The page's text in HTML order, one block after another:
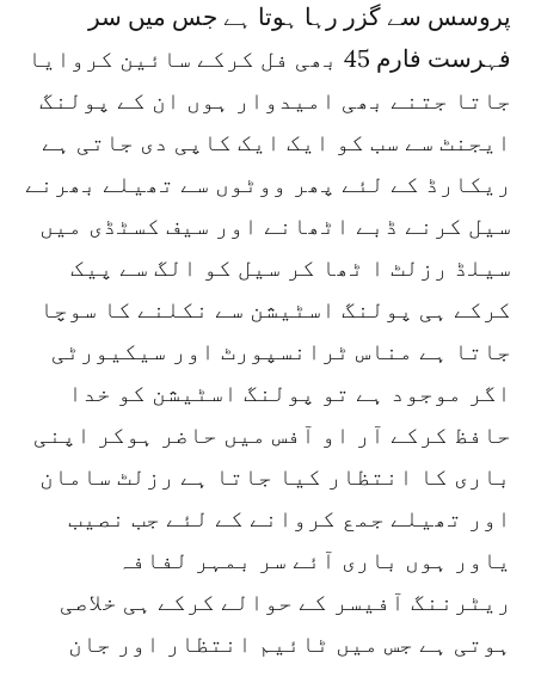
پروسس سے گزر رہا ہوتا ہے جس میں سر
فہرست فارم 45 بھی فل کرکے سائین کروایا
جاتا جتنے بھی امیدوار ہوں ان کے پولنگ
ایجنٹ سے سب کو ایک ایک کاپی دی جاتی ہے
ریکارڈ کے لئے پھر ووٹوں سے تھیلے بھرنے
سیل کرنے ڈبے اٹھانے اور سیف کسٹڈی میں
سیلڈ رزلٹ ا ٹھا کر سیل کو الگ سے پیک
کرکے ہی پولنگ اسٹیشن سے نکلنے کا سوچا
جاتا ہے مناس ٹرانسپورٹ اور سیکیورٹی
اگر موجود ہے تو پولنگ اسٹیشن کو خدا
حافظ کرکے آر او آفس میں حاضر ہوکر اپنی
باری کا انتظار کیا جاتا ہے رزلٹ سامان
اور تھیلے جمع کروانے کے لئے جب نصیب
یاور ہوں باری آئے سر بمہر لفافہ
ریٹرننگ آفیسر کے حوالے کرکے ہی خلاصی
ہوتی ہے جس میں ٹائیم انتظار اور جان